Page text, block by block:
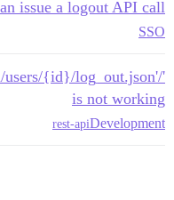
issue a logout API call
SSO
users/{id}/log_out.json'
is not working
Development
rest-api